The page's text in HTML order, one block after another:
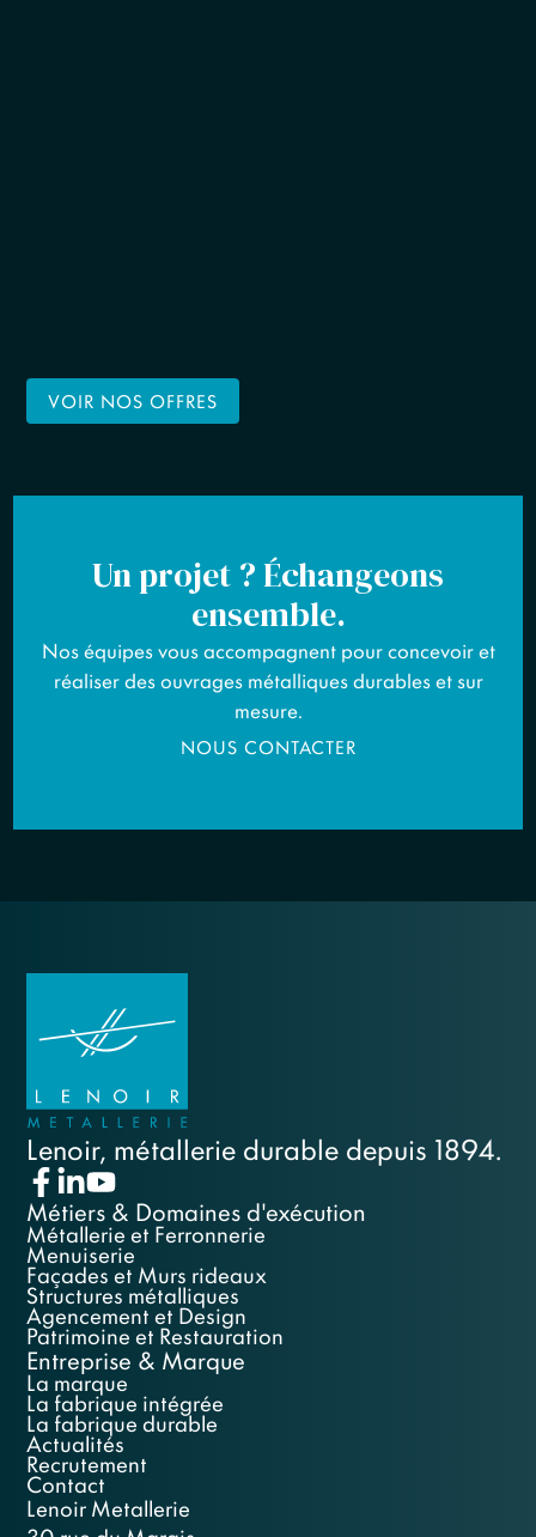
VOIR NOS OFFRES
Un projet ? Échangeons
ensemble.
Nos équipes vous accompagnent pour concevoir et
réaliser des ouvrages métalliques durables et sur
mesure.
NOUS CONTACTER
Lenoir, métallerie durable depuis 1894.
Métiers & Domaines d'exécution
Métallerie et Ferronnerie
Menuiserie
Façades et Murs rideaux
Structures métalliques
Agencement et Design
Patrimoine et Restauration
Entreprise & Marque
La marque
La fabrique intégrée
La fabrique durable
Actualités
Recrutement
Contact
Lenoir Metallerie